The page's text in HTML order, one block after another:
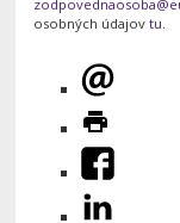
osobných údajovtu.